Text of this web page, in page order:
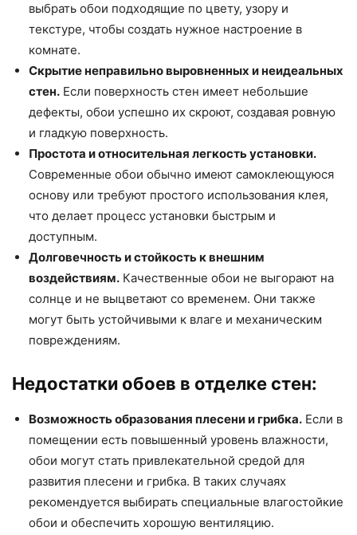
выбрать обои подходящие по цвету, узору и
текстуре, чтобы создать нужное настроение в
комнате.
Скрытие неправильно выровненных и неидеальных
стен. Если поверхность стен имеет небольшие
дефекты, обои успешно их скроют, создавая ровную
и гладкую поверхность.
Простота и относительная легкость установки.
Современные обои обычно имеют самоклеющуюся
основу или требуют простого использования клея,
что делает процесс установки быстрым и
доступным.
Долговечность и стойкость к внешним
воздействиям. Качественные обои не выгорают на
солнце и не выцветают со временем. Они также
могут быть устойчивыми к влаге и механическим
повреждениям.
Недостатки обоев в отделке стен:
Возможность образования плесени и грибка. Если в
помещении есть повышенный уровень влажности,
обои могут стать привлекательной средой для
развития плесени и грибка. В таких случаях
рекомендуется выбирать специальные влагостойкие
обои и обеспечить хорошую вентиляцию.